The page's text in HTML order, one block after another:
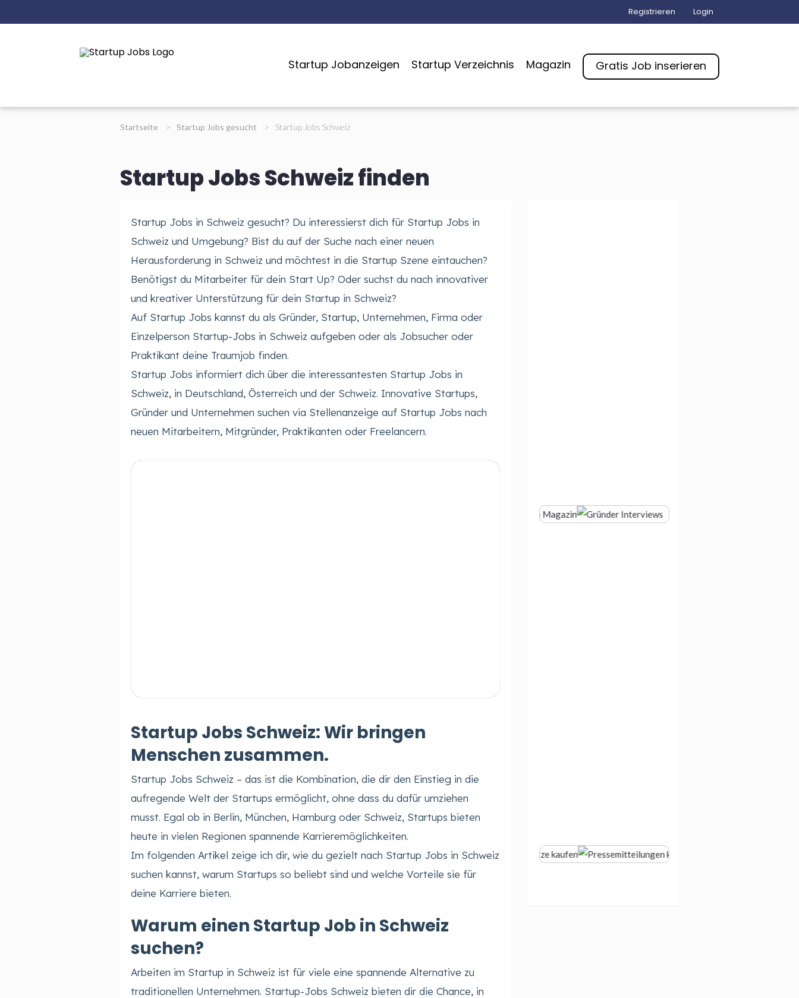
Login
Registrieren
Startup Jobanzeigen Startup Verzeichnis Magazin Gratis Job inserieren
Startseite > Startup Jobs gesucht > Startup Jobs Schweiz
Startup Jobs Schweiz finden
Startup Jobs in Schweiz gesucht? Du interessierst dich für Startup Jobs in
Schweiz und Umgebung? Bist du auf der Suche nach einer neuen
Herausforderung in Schweiz und möchtest in die Startup Szene eintauchen?
Benötigst du Mitarbeiter für dein Start Up? Oder suchst du nach innovativer
und kreativer Unterstützung für dein Startup in Schweiz?
Auf Startup Jobs kannst du als Gründer, Startup, Unternehmen, Firma oder
Einzelperson Startup-Jobs in Schweiz aufgeben oder als Jobsucher oder
Praktikant deine Traumjob finden.
Startup Jobs informiert dich über die interessantesten Startup Jobs in
Schweiz, in Deutschland, Österreich und der Schweiz. Innovative Startups,
Gründer und Unternehmen suchen via Stellenanzeige auf Startup Jobs nach
neuen Mitarbeitern, Mitgründer, Praktikanten oder Freelancern.
Startup Jobs Schweiz: Wir bringen
Menschen zusammen.
Startup Jobs Schweiz – das ist die Kombination, die dir den Einstieg in die
aufregende Welt der Startups ermöglicht, ohne dass du dafür umziehen
musst. Egal ob in Berlin, München, Hamburg oder Schweiz, Startups bieten
heute in vielen Regionen spannende Karrieremöglichkeiten.
Im folgenden Artikel zeige ich dir, wie du gezielt nach Startup Jobs in Schweiz
suchen kannst, warum Startups so beliebt sind und welche Vorteile sie für
deine Karriere bieten.
Warum einen Startup Job in Schweiz
suchen?
Arbeiten im Startup in Schweiz ist für viele eine spannende Alternative zu
traditionellen Unternehmen. Startup-Jobs Schweiz bieten dir die Chance, in